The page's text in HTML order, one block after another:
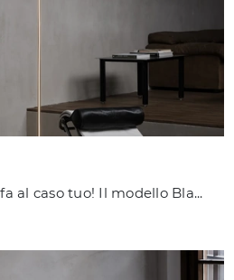
Ecco la lampada che fa al caso tuo! Il modello Blade è una tra le nostre lampade da terra di Ideal Lux.